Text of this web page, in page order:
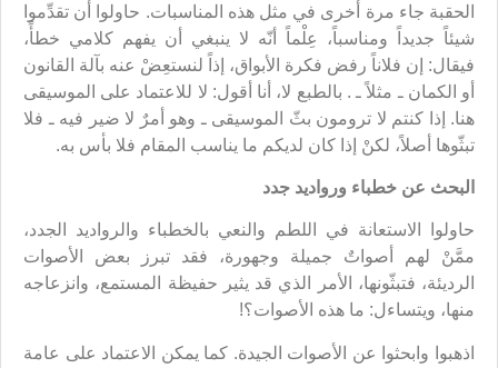
الحقبة جاء مرة أخرى في مثل هذه المناسبات. حاولوا أن تقدِّموا
شيئاً جديداً ومناسباً، عِلْماً أنّه لا ينبغي أن يفهم كلامي خطأً،
فيقال: إن فلاناً رفض فكرة الأبواق، إذاً لنستعِضْ عنه بآلة القانون
أو الكمان ـ مثلاً ـ . بالطبع لا، أنا أقول: لا للاعتماد على الموسيقى
هنا. إذا كنتم لا ترومون بثّ الموسيقى ـ وهو أمرٌ لا ضير فيه ـ فلا
تبثّوها أصلاً، لكنْ إذا كان لديكم ما يناسب المقام فلا بأس به.
البحث عن خطباء ورواديد جدد
حاولوا الاستعانة في اللطم والنعي بالخطباء والرواديد الجدد،
ممَّنْ لهم أصواتٌ جميلة وجهورة، فقد تبرز بعض الأصوات
الرديئة، فتبثّونها، الأمر الذي قد يثير حفيظة المستمع، وانزعاجه
منها، ويتساءل: ما هذه الأصوات؟!
اذهبوا وابحثوا عن الأصوات الجيدة. كما يمكن الاعتماد على عامة